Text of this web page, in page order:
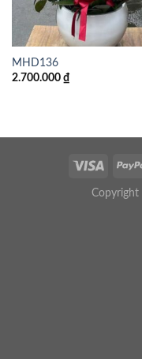
MHD136
2.700.000 ₫